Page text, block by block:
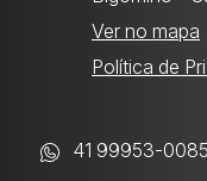
Ver no mapa
Política de
41 99953-0085